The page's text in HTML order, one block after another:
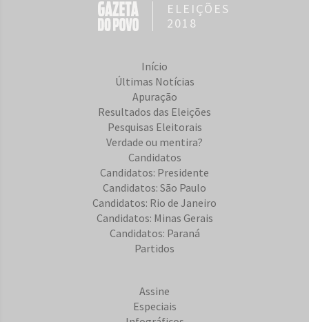
ELEIÇÕES
2018
Início
Últimas Notícias
Apuração
Resultados das Eleições
Pesquisas Eleitorais
Verdade ou mentira?
Candidatos
Candidatos: Presidente
Candidatos: São Paulo
Candidatos: Rio de Janeiro
Candidatos: Minas Gerais
Candidatos: Paraná
Partidos
Assine
Especiais